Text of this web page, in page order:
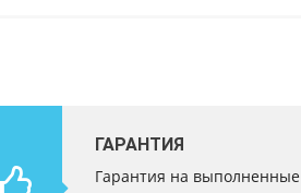
ГАРАНТИЯ
Гарантия на выполненные